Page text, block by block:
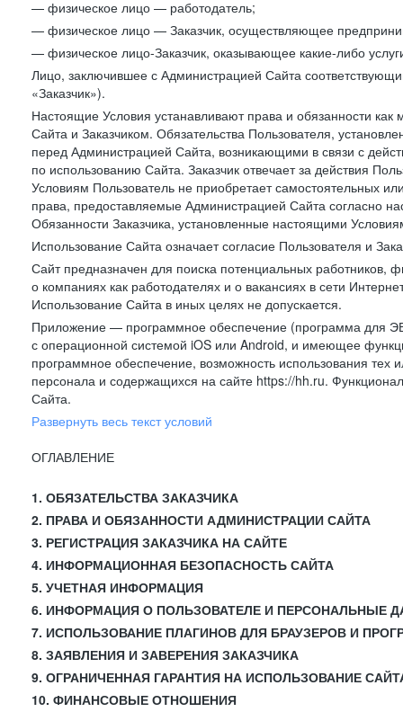
— физическое лицо — работодатель;
— физическое лицо — Заказчик, осуществляющее
— физическое лицо-Заказчик, оказывающее какие-либо
Лицо, заключившее с Администрацией Сайта
«Заказчик»).
Настоящие Условия устанавливают права и обязанности
Сайта и Заказчиком. Обязательства Пользователя,
перед Администрацией Сайта, возникающими в связи с
по использованию Сайта. Заказчик отвечает за действия
Условиям Пользователь не приобретает самостоятельных
права, предоставляемые Администрацией Сайта согласно
Обязанности Заказчика, установленные настоящими
Использование Сайта означает согласие Пользователя и
Сайт предназначен для поиска потенциальных
о компаниях как работодателях и о вакансиях в сети
Использование Сайта в иных целях не допускается.
Приложение — программное обеспечение (программа для
с операционной системой iOS или Android, и имеющее
программное обеспечение, возможность использования
персонала и содержащихся на сайте https://hh.ru.
Сайта.
Развернуть весь текст условий
ОГЛАВЛЕНИЕ
1. ОБЯЗАТЕЛЬСТВА ЗАКАЗЧИКА
2. ПРАВА И ОБЯЗАННОСТИ АДМИНИСТРАЦИИ САЙТА
3. РЕГИСТРАЦИЯ ЗАКАЗЧИКА НА САЙТЕ
4. ИНФОРМАЦИОННАЯ БЕЗОПАСНОСТЬ САЙТА
5. УЧЕТНАЯ ИНФОРМАЦИЯ
6. ИНФОРМАЦИЯ О ПОЛЬЗОВАТЕЛЕ И ПЕРСОНАЛЬНЫЕ
7. ИСПОЛЬЗОВАНИЕ ПЛАГИНОВ ДЛЯ БРАУЗЕРОВ И
8. ЗАЯВЛЕНИЯ И ЗАВЕРЕНИЯ ЗАКАЗЧИКА
9. ОГРАНИЧЕННАЯ ГАРАНТИЯ НА ИСПОЛЬЗОВАНИЕ
10. ФИНАНСОВЫЕ ОТНОШЕНИЯ